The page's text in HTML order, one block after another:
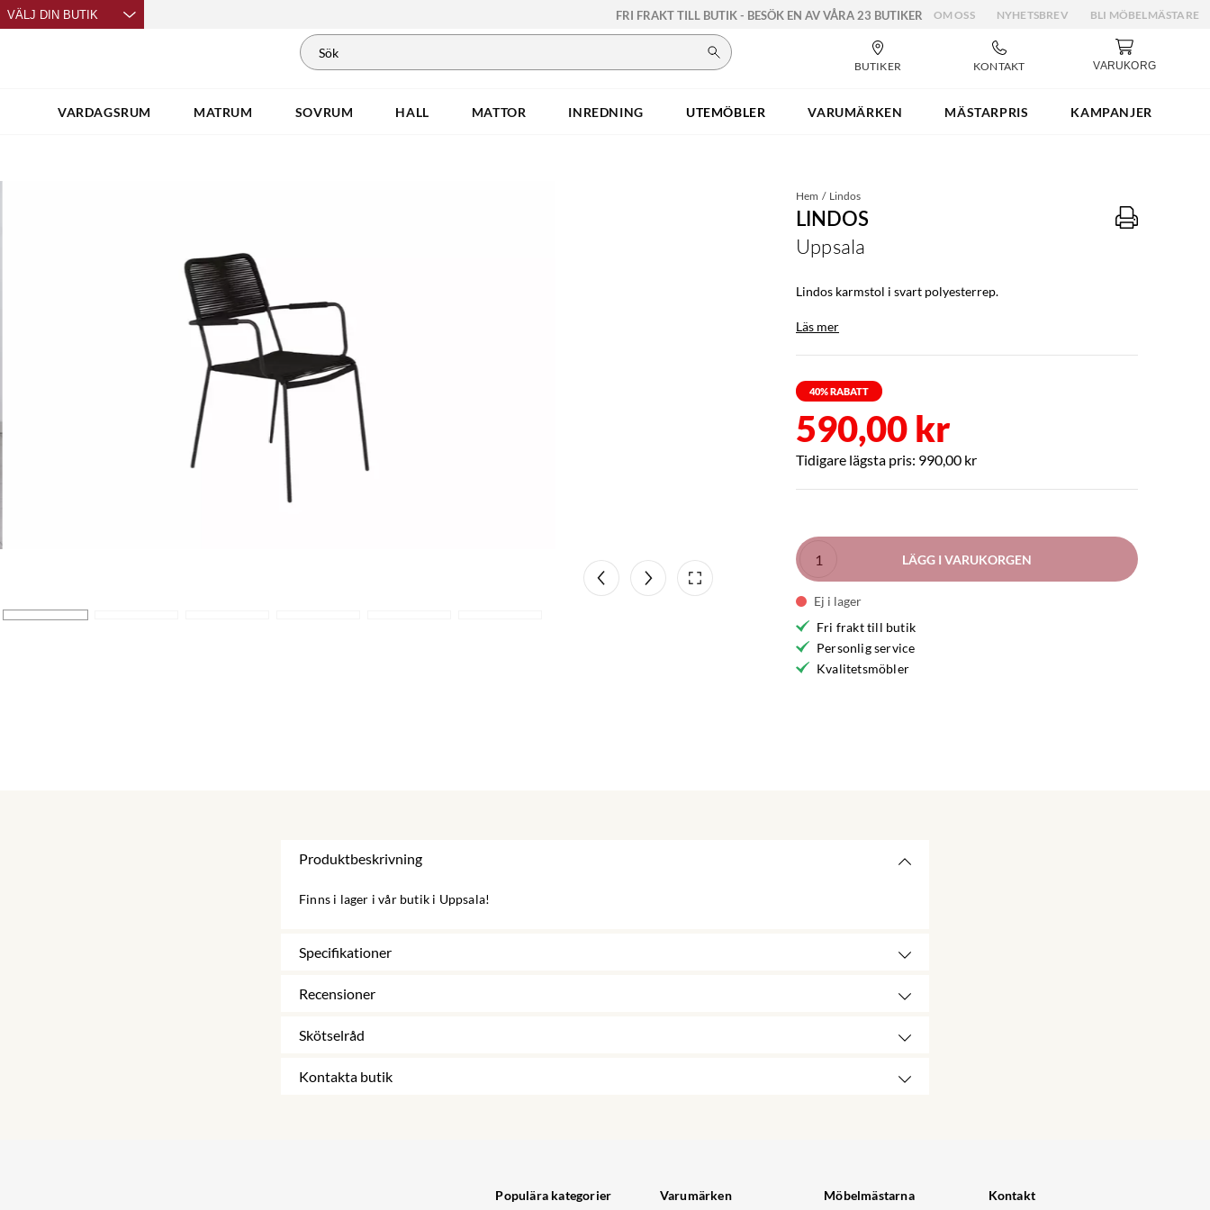
VÄLJ DIN BUTIK FRI FRAKT TILL BUTIK - BESÖK EN AV VÅRA 23 BUTIKER OM OSS NYHETSBREV BLI MÖBELMÄSTARE
BUTIKER KONTAKT VARUKORG
VARDAGSRUM MATRUM SOVRUM HALL MATTOR INREDNING UTEMÖBLER VARUMÄRKEN MÄSTARPRIS KAMPANJER
Hem Lindos
LINDOS
Uppsala
Lindos karmstol i svart polyesterrep.
Läs mer
40% RABATT
590,00 kr
990,00 kr
LÄGG I VARUKORGEN
Ej i lager
Fri frakt till butik
Personlig service
Kvalitetsmöbler
Produktbeskrivning
Finns i lager i vår butik i Uppsala!
Specifikationer
Recensioner
Skötselråd
Kontakta butik
Populära kategorier Varumärken Möbelmästarna Kontakt